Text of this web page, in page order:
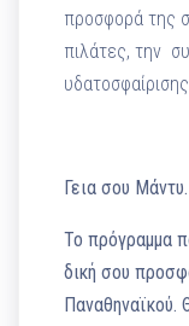
προσφορά της
πιλάτες, την
Γεια σου Μάντυ.
Το πρόγραμμα
δική σου
Παναθηναϊκού.